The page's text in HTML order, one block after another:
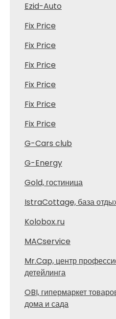
Ezid-Auto
Fix Price
Fix Price
Fix Price
Fix Price
Fix Price
Fix Price
G-Cars club
G-Energy
Gold, гостиница
IstraCottage, база
Kolobox.ru
MACservice
Mr.Cap, центр
детейлинга
OBI, гипермаркет
дома и сада